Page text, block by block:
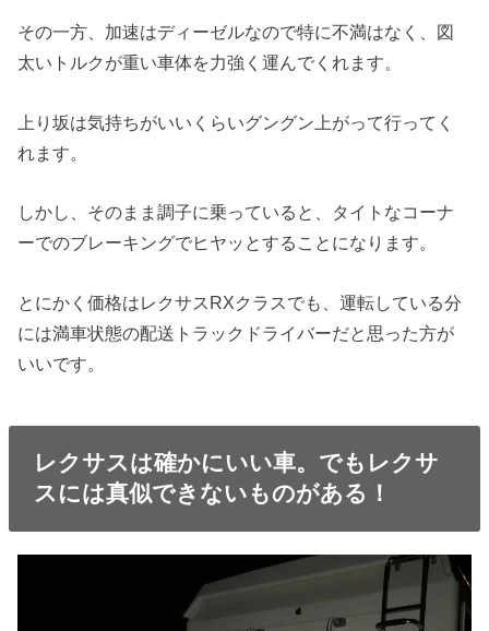
その一方、加速はディーゼルなので特に不満はなく、図
太いトルクが重い車体を力強く運んでくれます。
上り坂は気持ちがいいくらいグングン上がって行ってく
れます。
しかし、そのまま調子に乗っていると、タイトなコーナ
ーでのブレーキングでヒヤッとすることになります。
とにかく価格はレクサスRXクラスでも、運転している分
には満車状態の配送トラックドライバーだと思った方が
いいです。
レクサスは確かにいい車。でもレクサ
スには真似できないものがある！